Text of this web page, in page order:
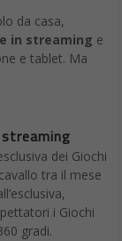
da casa,
in streaming e
e tablet. Ma
dei Giochi
tra il mese
i Giochi
gradi.